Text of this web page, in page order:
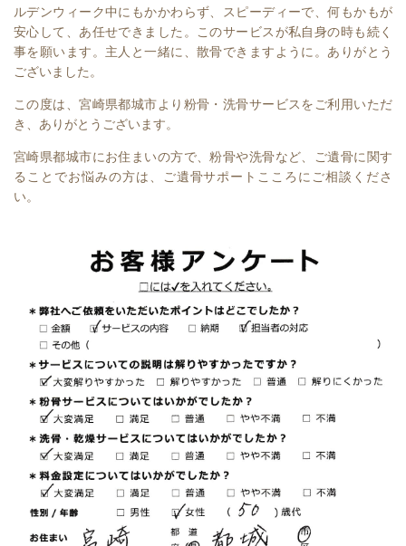
ルデンウィーク中にもかかわらず、スピーディーで、何もかもが
安心して、あ任せできました。このサービスが私自身の時も続く
事を願います。主人と一緒に、散骨できますように。ありがとう
ございました。
この度は、宮崎県都城市より粉骨・洗骨サービスをご利用いただ
き、ありがとうございます。
宮崎県都城市にお住まいの方で、粉骨や洗骨など、ご遺骨に関す
ることでお悩みの方は、ご遺骨サポートこころにご相談くださ
い。